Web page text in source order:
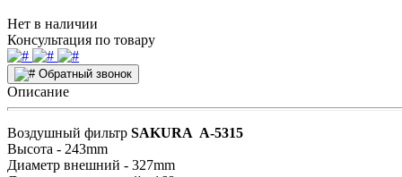
Нет в наличии
Консультация по товару
Обратный звонок
Описание
Воздушный фильтр SAKURA A-5315
Высота - 243mm
Диаметр внешний - 327mm